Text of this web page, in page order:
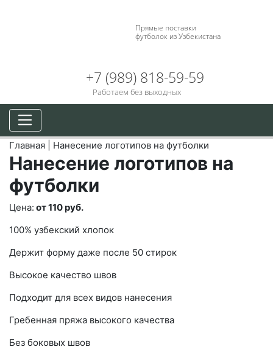
Прямые поставки
футболок из Узбекистана
+7 (989) 818-59-59
Работаем без выходных
Главная Нанесение логотипов на футболки
Нанесение логотипов на
футболки
Цена: от 110 руб.
100% узбекский хлопок
Держит форму даже после 50 стирок
Высокое качество швов
Подходит для всех видов нанесения
Гребенная пряжа высокого качества
Без боковых швов